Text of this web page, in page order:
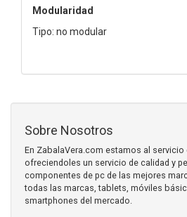
Modularidad
Tipo: no modular
Sobre Nosotros
En ZabalaVera.com estamos al
ofreciendoles un servicio de calidad y
componentes de pc de las mejores
todas las marcas, tablets, móviles
smartphones del mercado.